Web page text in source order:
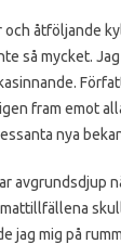
och åtföljande
så mycket.
fram emot
nya
avgrundsdjup
jag mig på